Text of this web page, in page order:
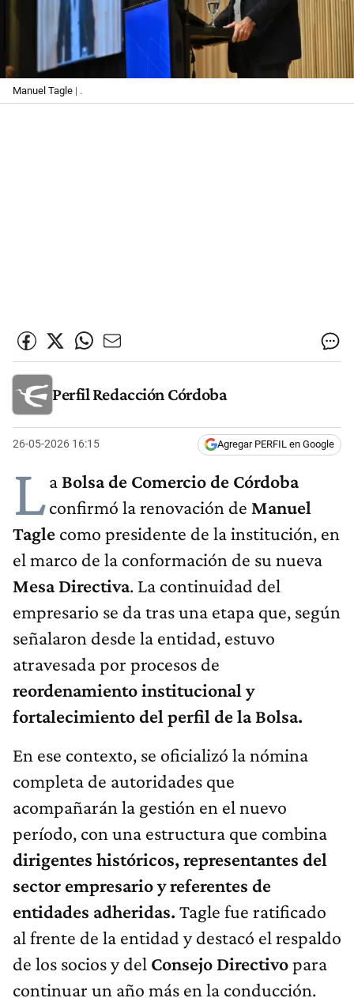
Manuel Tagle | .
Perfil Redacción Córdoba
26-05-2026 16:15 Agregar PERFIL en Google
La Bolsa de Comercio de Córdoba
confirmó la renovación de Manuel
Tagle como presidente de la institución, en
el marco de la conformación de su nueva
Mesa Directiva. La continuidad del
empresario se da tras una etapa que, según
señalaron desde la entidad, estuvo
atravesada por procesos de
reordenamiento institucional y
fortalecimiento del perfil de la Bolsa.
En ese contexto, se oficializó la nómina
completa de autoridades que
acompañarán la gestión en el nuevo
período, con una estructura que combina
dirigentes históricos, representantes del
sector empresario y referentes de
entidades adheridas. Tagle fue ratificado
al frente de la entidad y destacó el respaldo
de los socios y del Consejo Directivopara
continuar un año más en la conducción.